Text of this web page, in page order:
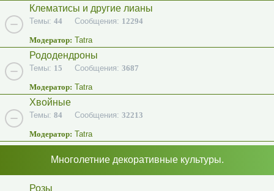
Клематисы и другие лианы
Темы: 44 Сообщения: 12294
Модератор: Tatra
Рододендроны
Темы: 15 Сообщения: 3687
Модератор: Tatra
Хвойные
Темы: 84 Сообщения: 32213
Модератор: Tatra
Многолетние декоративные культуры.
Розы